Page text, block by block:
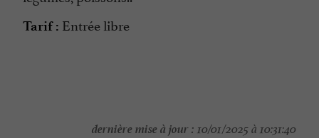
Tarif : Entrée libre
dernière mise à jour : 10/01/2025 à 10:31:40